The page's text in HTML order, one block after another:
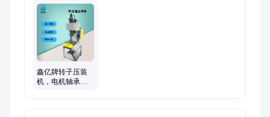
压机、热压设备、mim整形机、热弯设备、压痕设备、板热压
整、压装设备、油压设备、绝缘片折弯机
鑫亿牌转子压装
机，电机轴承压